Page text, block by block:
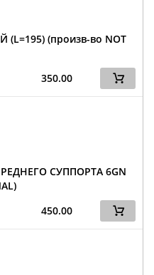
(произв-во NOT
350.00
СУППОРТА 6GN
450.00